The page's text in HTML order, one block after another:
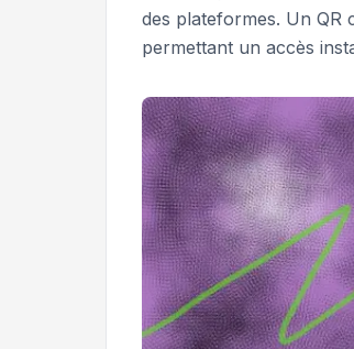
des plateformes. Un QR
permettant un accès